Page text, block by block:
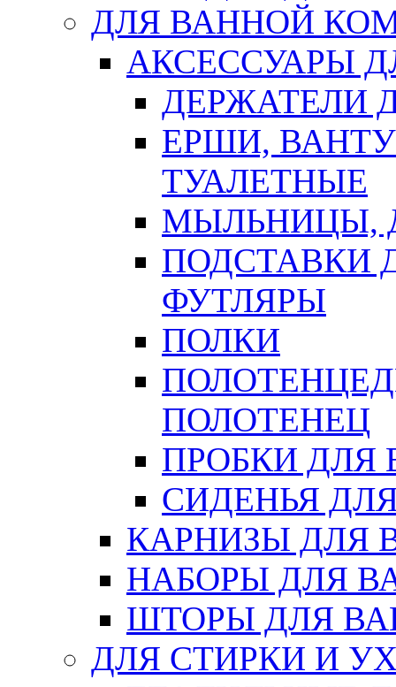
ДЛЯ ВАННОЙ
АКСЕССУАРЫ
ДЕРЖАТЕЛИ
ЕРШИ,
ТУАЛЕТНЫЕ
МЫЛЬНИЦЫ,
ПОДСТАВКИ
ФУТЛЯРЫ
ПОЛКИ
ПОЛОТЕНЕЦ
ПРОБКИ ДЛЯ
СИДЕНЬЯ
КАРНИЗЫ ДЛЯ
НАБОРЫ ДЛЯ
ШТОРЫ ДЛЯ
ДЛЯ СТИРКИ И